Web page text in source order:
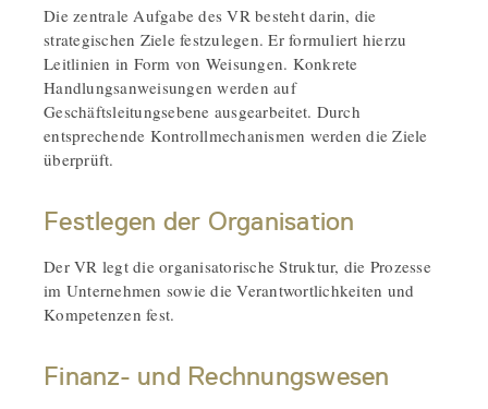
Die zentrale Aufgabe des VR besteht darin, die
strategischen Ziele festzulegen. Er formuliert hierzu
Leitlinien in Form von Weisungen. Konkrete
Handlungsanweisungen werden auf
Geschäftsleitungsebene ausgearbeitet. Durch
entsprechende Kontrollmechanismen werden die Ziele
überprüft.
Festlegen der Organisation
Der VR legt die organisatorische Struktur, die Prozesse
im Unternehmen sowie die Verantwortlichkeiten und
Kompetenzen fest.
Finanz- und Rechnungswesen